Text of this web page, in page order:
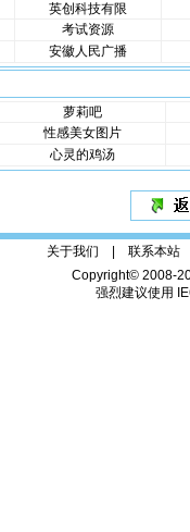
英创科技有限
考试资源
安徽人民广播
萝莉吧
性感美女图片
心灵的鸡汤
关于我们 | 联系本站
Copyright© 2008-
强烈建议使用